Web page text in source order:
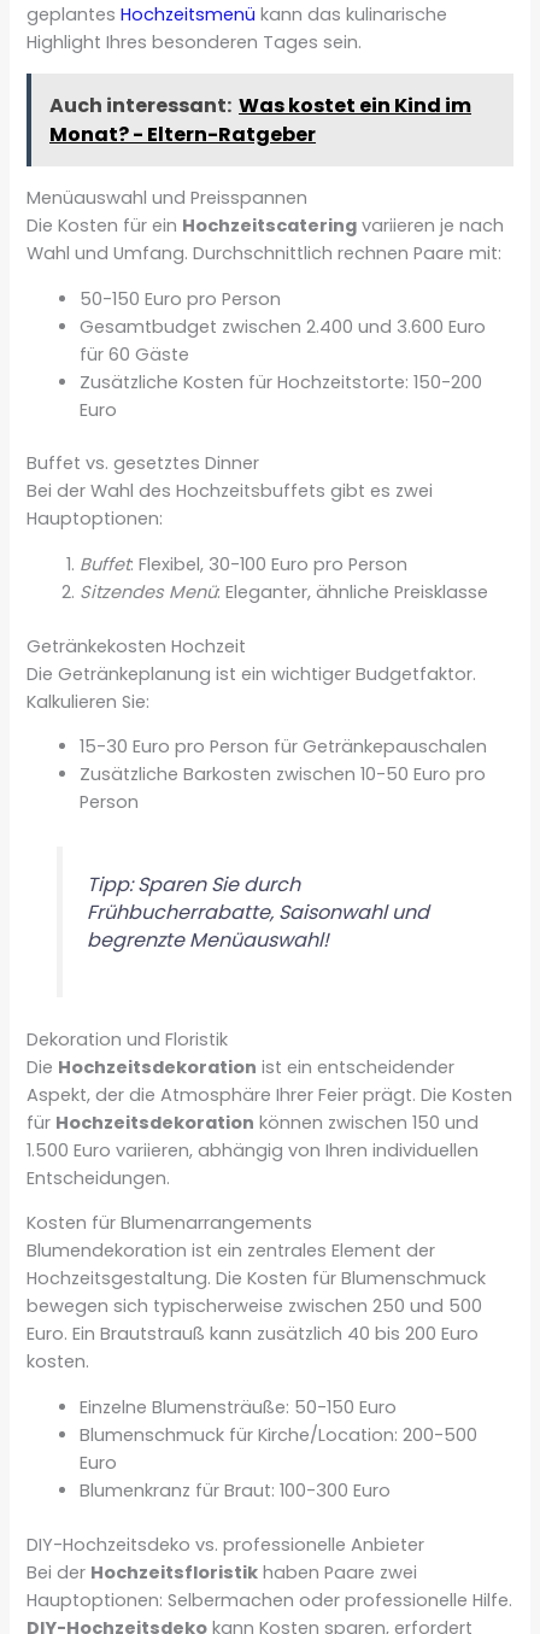
geplantesHochzeitsmenü kann das kulinarische
Highlight Ihres besonderen Tages sein.
Auch interessant: Was kostet ein Kind im
Monat? - Eltern-Ratgeber
Menüauswahl und Preisspannen
Die Kosten für ein Hochzeitscatering variieren je nach
Wahl und Umfang. Durchschnittlich rechnen Paare mit:
50-150 Euro pro Person
Gesamtbudget zwischen 2.400 und 3.600 Euro
für 60 Gäste
Zusätzliche Kosten für Hochzeitstorte: 150-200
Euro
Buffet vs. gesetztes Dinner
Bei der Wahl des Hochzeitsbuffets gibt es zwei
Hauptoptionen:
Buffet: Flexibel, 30-100 Euro pro Person
Sitzendes Menü: Eleganter, ähnliche Preisklasse
Getränkekosten Hochzeit
Die Getränkeplanung ist ein wichtiger Budgetfaktor.
Kalkulieren Sie:
15-30 Euro pro Person für Getränkepauschalen
Zusätzliche Barkosten zwischen 10-50 Euro pro
Person
Tipp: Sparen Sie durch
Frühbucherrabatte, Saisonwahl und
begrenzte Menüauswahl!
Dekoration und Floristik
Die Hochzeitsdekoration ist ein entscheidender
Aspekt, der die Atmosphäre Ihrer Feier prägt. Die Kosten
für Hochzeitsdekoration können zwischen 150 und
1.500 Euro variieren, abhängig von Ihren individuellen
Entscheidungen.
Kosten für Blumenarrangements
Blumendekoration ist ein zentrales Element der
Hochzeitsgestaltung. Die Kosten für Blumenschmuck
bewegen sich typischerweise zwischen 250 und 500
Euro. Ein Brautstrauß kann zusätzlich 40 bis 200 Euro
kosten.
Einzelne Blumensträuße: 50-150 Euro
Blumenschmuck für Kirche/Location: 200-500
Euro
Blumenkranz für Braut: 100-300 Euro
DIY-Hochzeitsdeko vs. professionelle Anbieter
Bei der Hochzeitsfloristik haben Paare zwei
Hauptoptionen: Selbermachen oder professionelle Hilfe.
DIY-Hochzeitsdeko kann Kosten sparen, erfordert